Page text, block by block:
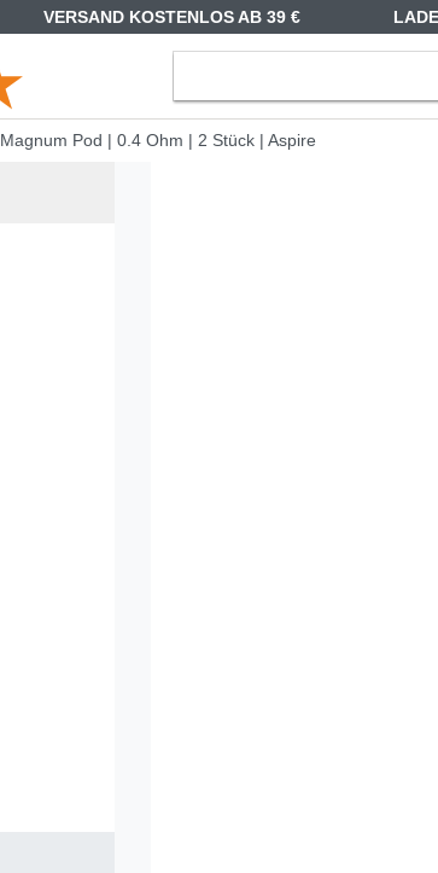
VERSAND KOSTENLOS AB 39 €
Magnum Pod | 0.4 Ohm | 2 Stück | Aspire